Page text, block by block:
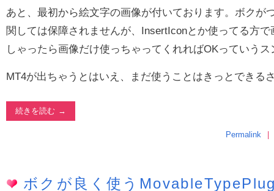
あと、最初から絵文字の画像が付いております。ボクが
関しては保障されませんが、InsertIconとか使ってる方
しゃったら画像だけ使っちゃってくれればOKっていう
MT4が出ちゃうとはいえ、まだ使うことはきっとできる
続きを読む
Permalink
ボクが良く使う